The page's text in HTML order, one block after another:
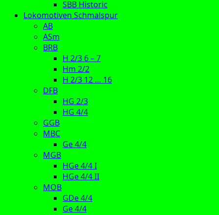
SBB Historic
Lokomotiven Schmalspur
AB
ASm
BRB
H 2/3 6 – 7
Hm 2/2
H 2/3 12 … 16
DFB
HG 2/3
HG 4/4
GGB
MBC
Ge 4/4
MGB
HGe 4/4 I
HGe 4/4 II
MOB
GDe 4/4
Ge 4/4